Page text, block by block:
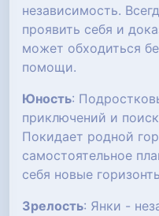
независимость.
проявить себя и
может обходиться
помощи.
Юность:
приключений и
Покидает родной
самостоятельное
себя новые
Зрелость: Янки -